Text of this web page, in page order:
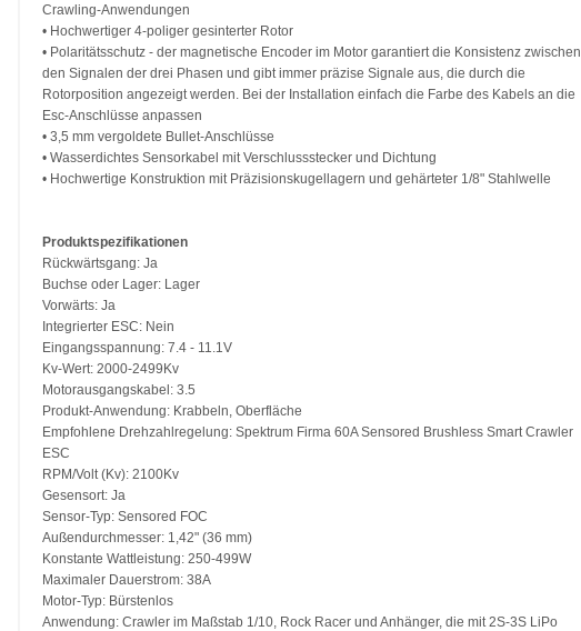
Crawling-Anwendungen
• Hochwertiger 4-poliger gesinterter Rotor
• Polaritätsschutz - der magnetische Encoder im Motor garantiert die Konsistenz zwischen
den Signalen der drei Phasen und gibt immer präzise Signale aus, die durch die
Rotorposition angezeigt werden. Bei der Installation einfach die Farbe des Kabels an die
Esc-Anschlüsse anpassen
• 3,5 mm vergoldete Bullet-Anschlüsse
• Wasserdichtes Sensorkabel mit Verschlussstecker und Dichtung
• Hochwertige Konstruktion mit Präzisionskugellagern und gehärteter 1/8" Stahlwelle
Produktspezifikationen
Rückwärtsgang: Ja
Buchse oder Lager: Lager
Vorwärts: Ja
Integrierter ESC: Nein
Eingangsspannung: 7.4 - 11.1V
Kv-Wert: 2000-2499Kv
Motorausgangskabel: 3.5
Produkt-Anwendung: Krabbeln, Oberfläche
Empfohlene Drehzahlregelung: Spektrum Firma 60A Sensored Brushless Smart Crawler
ESC
RPM/Volt (Kv): 2100Kv
Gesensort: Ja
Sensor-Typ: Sensored FOC
Außendurchmesser: 1,42" (36 mm)
Konstante Wattleistung: 250-499W
Maximaler Dauerstrom: 38A
Motor-Typ: Bürstenlos
Anwendung: Crawler im Maßstab 1/10, Rock Racer und Anhänger, die mit 2S-3S LiPo